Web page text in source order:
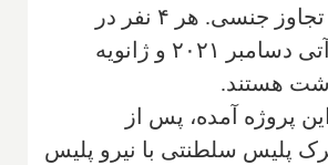
تعهدات؛ و نیز تجاوز جنسی. هر ۴ نفر در
انتظار دادگاه آتی دسامبر ۲۰۲۱ و ژانویه
پروژه آمده، پس از
پلیس سلطنتی با نیرو پلیس